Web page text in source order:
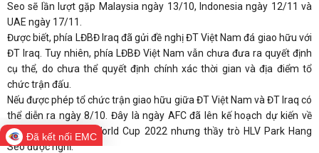
Seo sẽ lần lượt gặp Malaysia ngày 13/10, Indonesia ngày 12/11 và
UAE ngày 17/11.
Được biết, phía LĐBĐ Iraq đã gửi đề nghị ĐT Việt Nam đá giao hữu với
ĐT Iraq. Tuy nhiên, phía LĐBĐ Việt Nam vẫn chưa đưa ra quyết định
cụ thể, do chưa thể quyết định chính xác thời gian và địa điểm tổ
chức trận đấu.
Nếu được phép tổ chức trận giao hữu giữa ĐT Việt Nam và ĐT Iraq có
thể diễn ra ngày 8/10. Đây là ngày AFC đã lên kế hoạch dự kiến về
các trận vòng loại World Cup 2022 nhưng thầy trò HLV Park Hang
Seo được nghỉ.
Đã kết nối EMC